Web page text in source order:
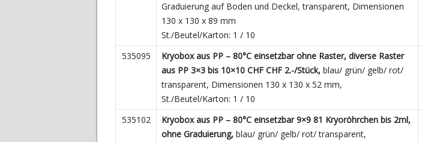
Graduierung auf Boden und Deckel, transparent, Dimensionen
130 x 130 x 89 mm
St./Beutel/Karton: 1 / 10
535095
Kryobox aus PP – 80°C einsetzbar ohne Raster, diverse Raster
aus PP 3×3 bis 10×10 CHF CHF 2.-/Stück, blau/ grün/ gelb/ rot/
transparent, Dimensionen 130 x 130 x 52 mm,
St./Beutel/Karton: 1 / 10
535102 Kryobox aus PP – 80°C einsetzbar 9×9 81 Kryoröhrchen bis 2ml,
ohne Graduierung, blau/ grün/ gelb/ rot/ transparent,